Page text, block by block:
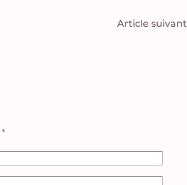
Article suivant
*